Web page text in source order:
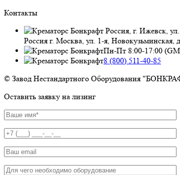
Контакты
Россия, г. Ижевск,
Россия г. Москва, ул. 1-я, Новокузьминская,
Пн-Пт 8:00-17:00
8 (800) 511-40-85
© Завод Нестандартного Оборудования
Оставить заявку на лизинг